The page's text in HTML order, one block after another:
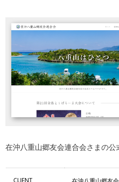
在沖八重山郷友会連合会さまの公